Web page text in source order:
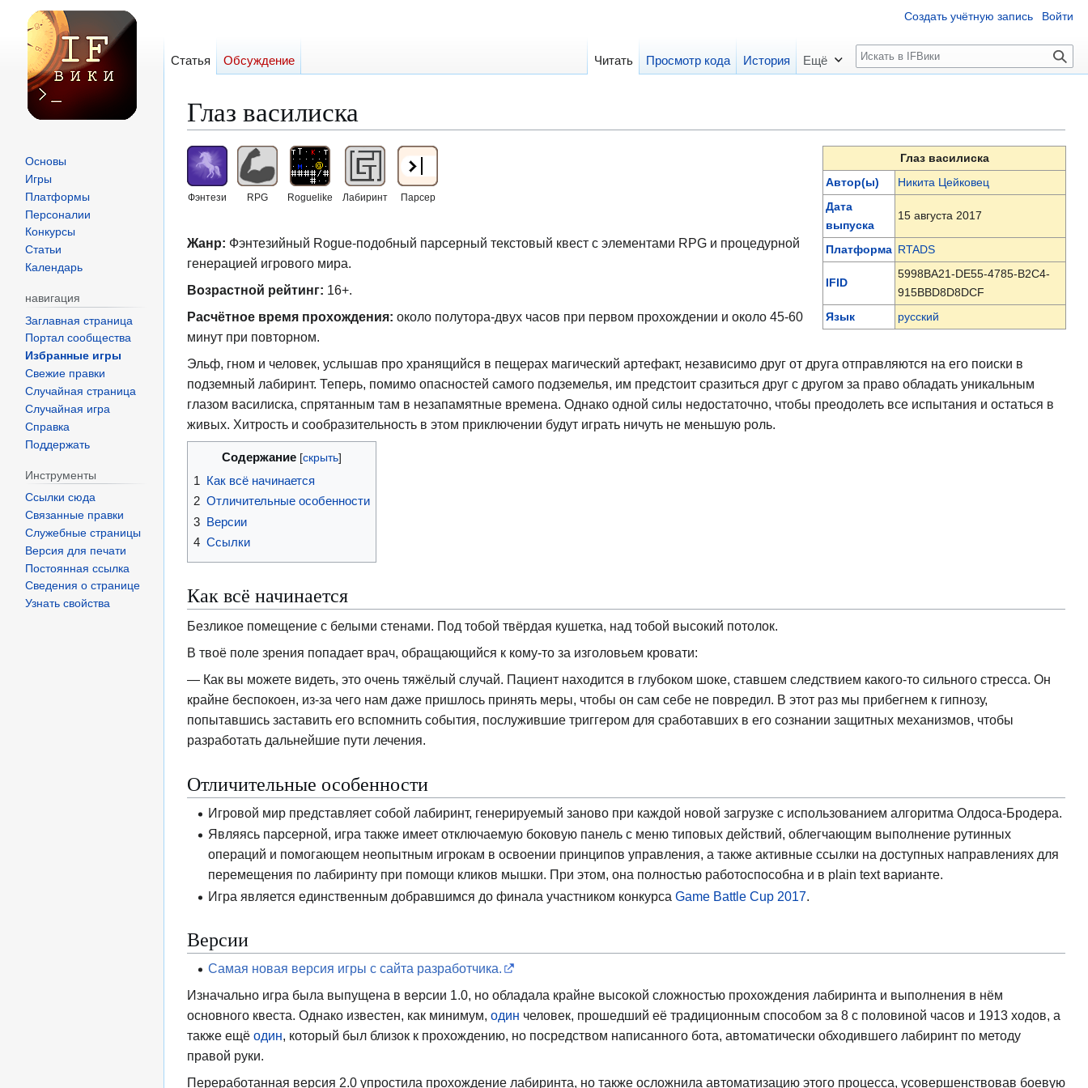
Глаз василиска
Перейти
навигации
Перейти
поиску
Глаз василиска
Автор(ы)
Никита Цейковец
Дата
выпуска
15 августа 2017
Платформа RTADS
IFID
5998BA21-DE55-4785-B2C4-
915BBD8D8DCF
Язык
русский
Фэнтези RPG Roguelike Лабиринт Парсер
Жанр: Фэнтезийный Rogue-подобный парсерный текстовый квест с элементами RPG и процедурной
генерацией игрового мира.
Возрастной рейтинг: 16+.
Расчётное время прохождения: около полутора-двух часов при первом прохождении и около 45-60
минут при повторном.
Эльф, гном и человек, услышав про хранящийся в пещерах магический артефакт, независимо друг от друга отправляются на его поиски в
подземный лабиринт. Теперь, помимо опасностей самого подземелья, им предстоит сразиться друг с другом за право обладать уникальным
глазом василиска, спрятанным там в незапамятные времена. Однако одной силы недостаточно, чтобы преодолеть все испытания и остаться в
живых. Хитрость и сообразительность в этом приключении будут играть ничуть не меньшую роль.
Содержание
1 Как всё начинается
2 Отличительные особенности
3 Версии
4 Ссылки
Как всё начинается
Безликое помещение с белыми стенами. Под тобой твёрдая кушетка, над тобой высокий потолок.
В твоё поле зрения попадает врач, обращающийся к кому-то за изголовьем кровати:
— Как вы можете видеть, это очень тяжёлый случай. Пациент находится в глубоком шоке, ставшем следствием какого-то сильного стресса. Он
крайне беспокоен, из-за чего нам даже пришлось принять меры, чтобы он сам себе не повредил. В этот раз мы прибегнем к гипнозу,
попытавшись заставить его вспомнить события, послужившие триггером для сработавших в его сознании защитных механизмов, чтобы
разработать дальнейшие пути лечения.
Отличительные особенности
Игровой мир представляет собой лабиринт, генерируемый заново при каждой новой загрузке с использованием алгоритма Олдоса-Бродера.
Являясь парсерной, игра также имеет отключаемую боковую панель с меню типовых действий, облегчающим выполнение рутинных
операций и помогающем неопытным игрокам в освоении принципов управления, а также активные ссылки на доступных направлениях для
перемещения по лабиринту при помощи кликов мышки. При этом, она полностью работоспособна и в plain text варианте.
Игра является единственным добравшимся до финала участником конкурса Game Battle Cup 2017.
Версии
Самая новая версия игры с сайта разработчика.
Изначально игра была выпущена в версии 1.0, но обладала крайне высокой сложностью прохождения лабиринта и выполнения в нём
основного квеста. Однако известен, как минимум, один человек, прошедший её традиционным способом за 8 с половиной часов и 1913 ходов, а
также ещё один, который был близок к прохождению, но посредством написанного бота, автоматически обходившего лабиринт по методу
правой руки.
Переработанная версия 2.0 упростила прохождение лабиринта, но также осложнила автоматизацию этого процесса, усовершенствовав боевую
Создать учётную запись Войти
Статья Обсуждение Читать Просмотр кода История Ещё
П
о
к
Основы
Игры
Платформы
Персоналии
Конкурсы
Статьи
Календарь
навигация
Заглавная страница
Портал сообщества
Избранные игры
Свежие правки
Случайная страница
Случайная игра
Справка
Поддержать
Инструменты
Ссылки сюда
Связанные правки
Служебные страницы
Версия для печати
Постоянная ссылка
Сведения о странице
Узнать свойства